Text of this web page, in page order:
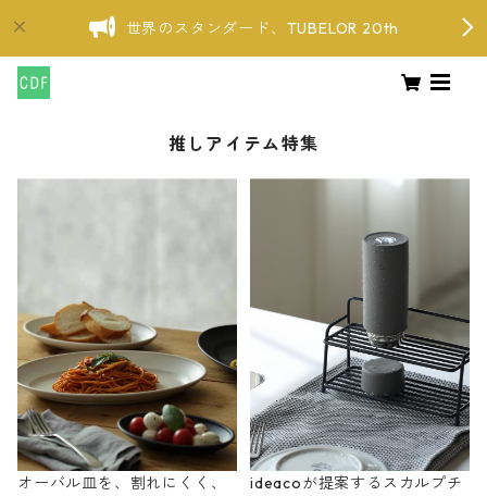
世界のスタンダード、TUBELOR 20th
推しアイテム特集
オーバル皿を、割れにくく、
ideacoが提案するスカルプチ